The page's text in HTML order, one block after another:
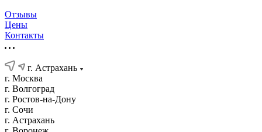
Отзывы
Цены
Контакты
г. Астрахань
г. Москва
г. Волгоград
г. Ростов-на-Дону
г. Сочи
г. Астрахань